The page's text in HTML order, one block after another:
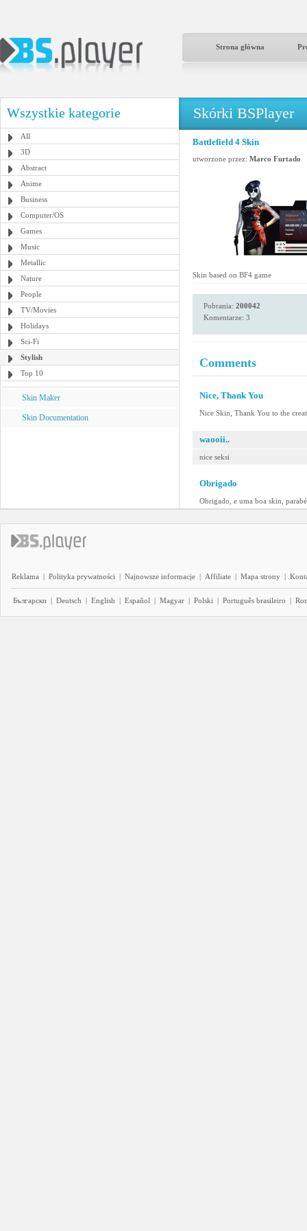
Strona główna
Wszystkie kategorie
All
3D
Abstract
Anime
Business
Computer/OS
Games
Music
Metallic
Nature
People
TV/Movies
Holidays
Sci-Fi
Stylish
Top 10
Skin Maker
Skin Documentation
Skórki BSPlayer
Battlefield 4 Skin
utworzone przez: Marco Furtado
Skin based on BF4 game
Pobrania: 200042
Komentarze: 3
Comments
Nice, Thank You
Nice Skin, Thank You to the
waooii..
nice seksi
Obrigado
Obrigado, e uma boa skin,
Reklama | Polityka prywatności | Najnowsze informacje | Affiliate | Mapa strony |
Български | Deutsch | English | Español | Magyar | Polski | Português brasileiro |